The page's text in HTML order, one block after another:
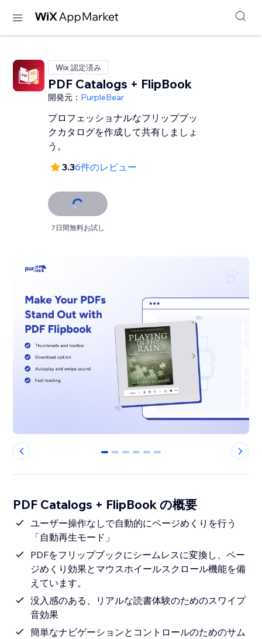
Wix 認定済み
PDF Catalogs + FlipBook
開発元： PurpleBear
プロフェッショナルなフリップブッ
クカタログを作成して共有しましょ
う。
3.36件のレビュー
7日間無料お試し
0 1 2 3 4 5
PDF Catalogs + FlipBook の概要
ユーザー操作なしで自動的にページめくりを行う
「自動再生モード」
PDFをフリップブックにシームレスに変換し、ペー
ジめくり効果とマウスホイールスクロール機能を備
えています。
没入感のある、リアルな読書体験のためのスワイプ
音効果
簡単なナビゲーションとコントロールのためのサム